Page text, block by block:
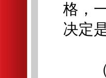
格，
决定
（